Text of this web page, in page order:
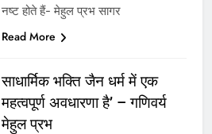
नष्ट होते हैं- मेहुल प्रभ सागर
Read More
साधार्मिक भक्ति जैन धर्म में एक
महत्वपूर्ण अवधारणा है’ – गणिवर्य
मेहुल प्रभ